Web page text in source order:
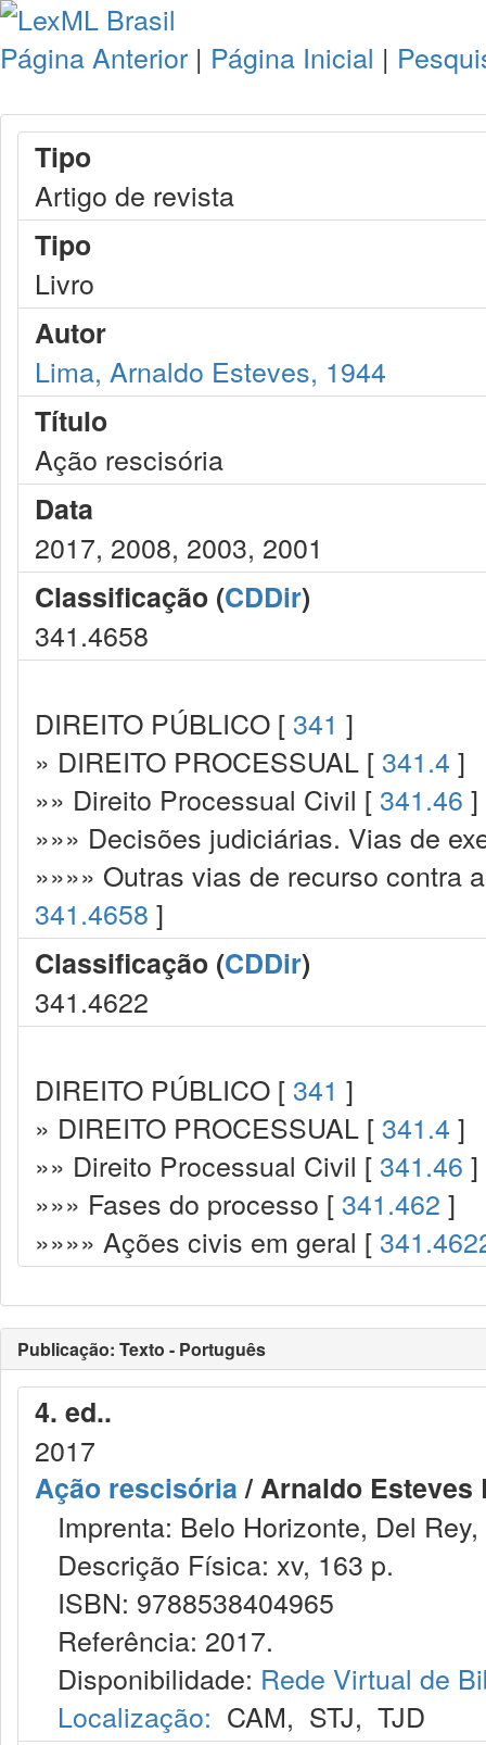
Página Anterior | Página Inicial |
Tipo
Artigo de revista
Tipo
Livro
Autor
Lima, Arnaldo Esteves, 1944
Título
Ação rescisória
Data
2017, 2008, 2003, 2001
Classificação (CDDir)
341.4658
DIREITO PÚBLICO [ 341 ]
» DIREITO PROCESSUAL [ 341.4 ]
»» Direito Processual Civil [ 341.46 ]
»»» Decisões judiciárias. Vias de
»»»» Outras vias de recurso contra
341.4658 ]
Classificação (CDDir)
341.4622
DIREITO PÚBLICO [ 341 ]
» DIREITO PROCESSUAL [ 341.4 ]
»» Direito Processual Civil [ 341.46 ]
»»» Fases do processo [ 341.462 ]
»»»» Ações civis em geral [
Publicação: Texto - Português
4. ed..
2017
Ação rescisória/ Arnaldo Esteves
Imprenta: Belo Horizonte, Del
Descrição Física: xv, 163 p.
ISBN: 9788538404965
Referência: 2017.
Disponibilidade: Rede Virtual de
Localização: CAM, STJ, TJD